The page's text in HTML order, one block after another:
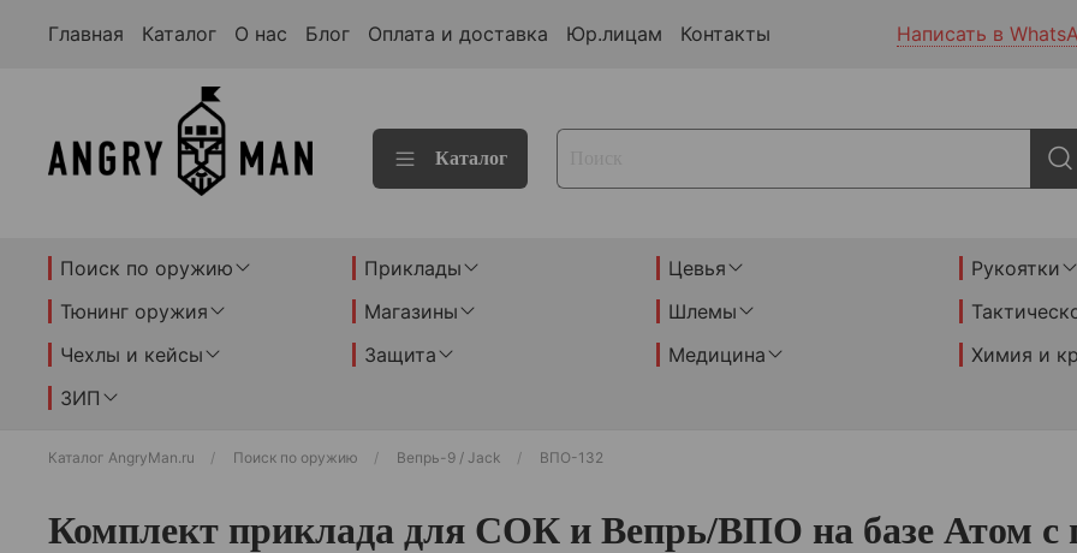
Главная Каталог О нас Блог Оплата и доставка Юр.лицам Контакты Написать в
Каталог
Поиск по оружию Приклады Цевья Рукоятки
Тюнинг оружия
Магазины Шлемы
Чехлы и кейсы
Защита Медицина Химия и
ЗИП
Каталог AngryMan.ru Поиск по оружию Вепрь-9 / Jack ВПО-132
Комплект приклада для СОК и Вепрь/ВПО на базе Атом